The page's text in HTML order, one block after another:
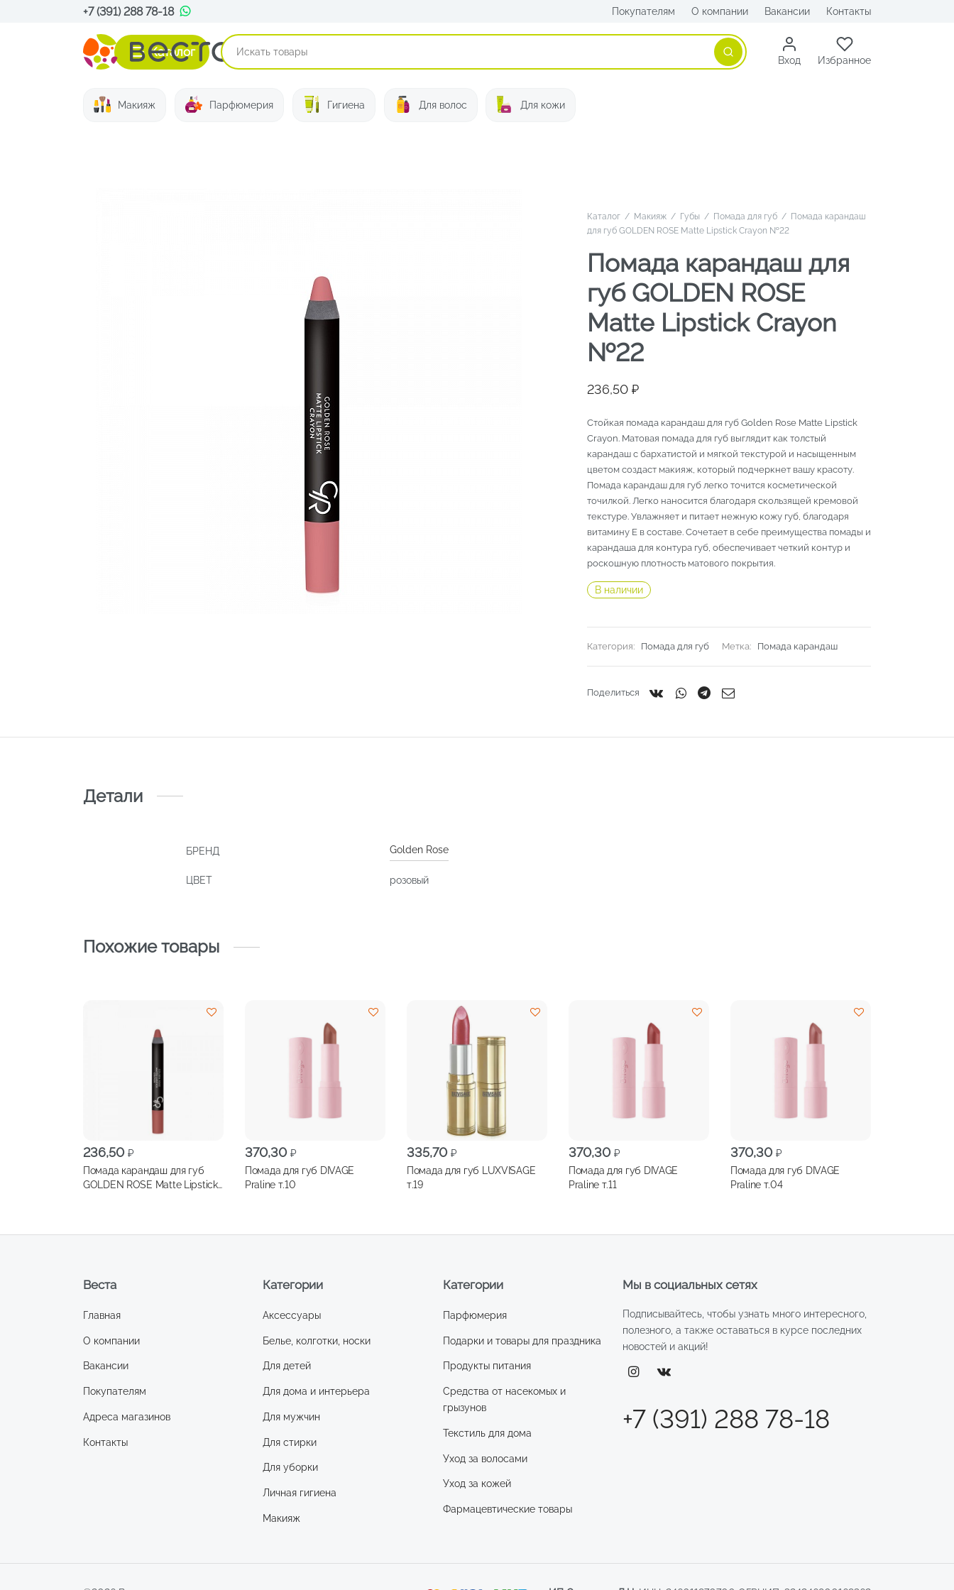
+7 (391) 288 78-18 Покупателям О компании Вакансии Контакты
Каталог
Поиск
Вход Избранное
Макияж Парфюмерия Гигиена Для волос Для кожи
Каталог / Макияж / Губы / Помада для губ / Помада карандаш
для губ GOLDEN ROSE Matte Lipstick Crayon №22
Помада карандаш для
губ GOLDEN ROSE
Matte Lipstick Crayon
№22
236,50 ₽
Стойкая помада карандаш для губ Golden Rose Matte Lipstick
Crayon. Матовая помада для губ выглядит как толстый
карандаш с бархатистой и мягкой текстурой и насыщенным
цветом создаст макияж, который подчеркнет вашу красоту.
Помада карандаш для губ легко точится косметической
точилкой. Легко наносится благодаря скользящей кремовой
текстуре. Увлажняет и питает нежную кожу губ, благодаря
витамину Е в составе. Сочетает в себе преимущества помады и
карандаша для контура губ, обеспечивает четкий контур и
роскошную плотность матового покрытия.
В наличии
Категория: Помада для губ Метка: Помада карандаш
Поделиться
Детали
БРЕНД Golden Rose
ЦВЕТ розовый
Похожие товары
236,50 ₽
Помада карандаш для губ
GOLDEN ROSE Matte Lipstick
370,30 ₽
Помада для губ DIVAGE
Praline т.10
335,70 ₽
Помада для губ LUXVISAGE
т.19
370,30 ₽
Помада для губ DIVAGE
Praline т.11
370,30 ₽
Помада для губ DIVAGE
Praline т.04
Мы в социальных сетях
Подписывайтесь, чтобы узнать много интересного,
полезного, а также оставаться в курсе последних
новостей и акций!
+7 (391) 288 78-18
Категории
Аксессуары
Белье, колготки, носки
Для детей
Для дома и интерьера
Для мужчин
Для стирки
Для уборки
Личная гигиена
Макияж
Категории
Парфюмерия
Подарки и товары для праздника
Продукты питания
Средства от насекомых и
грызунов
Текстиль для дома
Уход за волосами
Уход за кожей
Фармацевтические товары
Веста
Главная
О компании
Вакансии
Покупателям
Адреса магазинов
Контакты